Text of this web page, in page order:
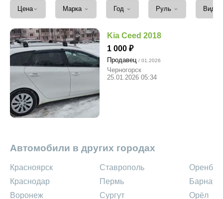
Цена ⌄ Марка ⌄ Год ⌄ Руль ⌄ Вид
Kia Ceed 2018
1 000
Продавец / 01.2026
Черногорск
25.01.2026 05:34
Автомобили в других городах
Красноярск
Краснодар
Воронеж
Ставрополь
Пермь
Сургут
Барнаул
Орёл